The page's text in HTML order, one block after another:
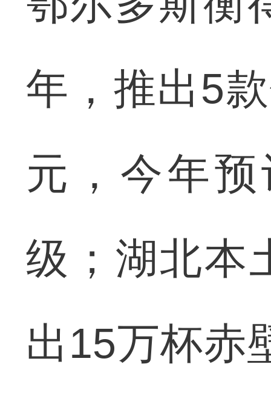
年，推出5
元，今年
级；湖北本
出15万杯赤